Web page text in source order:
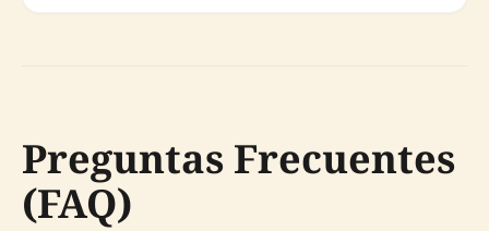
Preguntas Frecuentes
(FAQ)